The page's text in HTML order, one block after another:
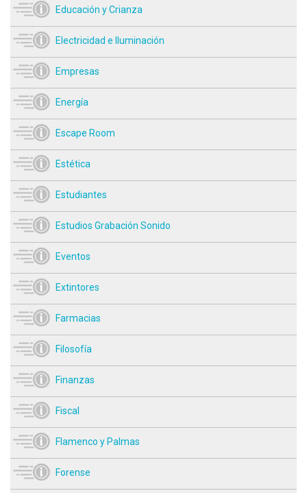
Educación y Crianza
Electricidad e Iluminación
Empresas
Energía
Escape Room
Estética
Estudiantes
Estudios Grabación Sonido
Eventos
Extintores
Farmacias
Filosofía
Finanzas
Fiscal
Flamenco y Palmas
Forense